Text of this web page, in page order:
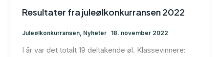
Resultater fra juleølkonkurransen 2022
Juleølkonkurransen, Nyheter 18. november 2022
I år var det totalt 19 deltakende øl. Klassevinnere: